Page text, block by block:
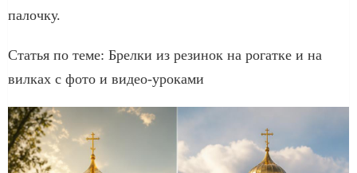
палочку.
Статья по теме: Брелки из резинок на рогатке и на
вилках с фото и видео-уроками